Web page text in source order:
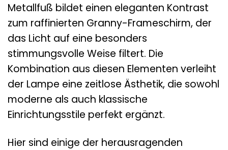
Metallfuß bildet einen eleganten Kontrast
zum raffinierten Granny-Frameschirm, der
das Licht auf eine besonders
stimmungsvolle Weise filtert. Die
Kombination aus diesen Elementen verleiht
der Lampe eine zeitlose Ästhetik, die sowohl
moderne als auch klassische
Einrichtungsstile perfekt ergänzt.
Hier sind einige der herausragenden